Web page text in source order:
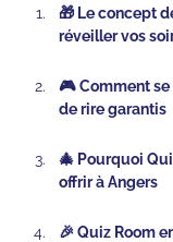
🎁 Le concept
réveiller vos
🎮 Comment
de rire garantis
🎄 Pourquoi
offrir à Angers
🎉 Quiz Room